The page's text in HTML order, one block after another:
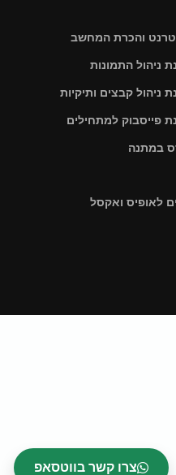
צרו קשר בווטסאפ
והכרת המחשב
ניהול התמונות
ניהול קבצים ותיקיות
פייסבוק למתחילים
במתנה
לאופיס ואקסל